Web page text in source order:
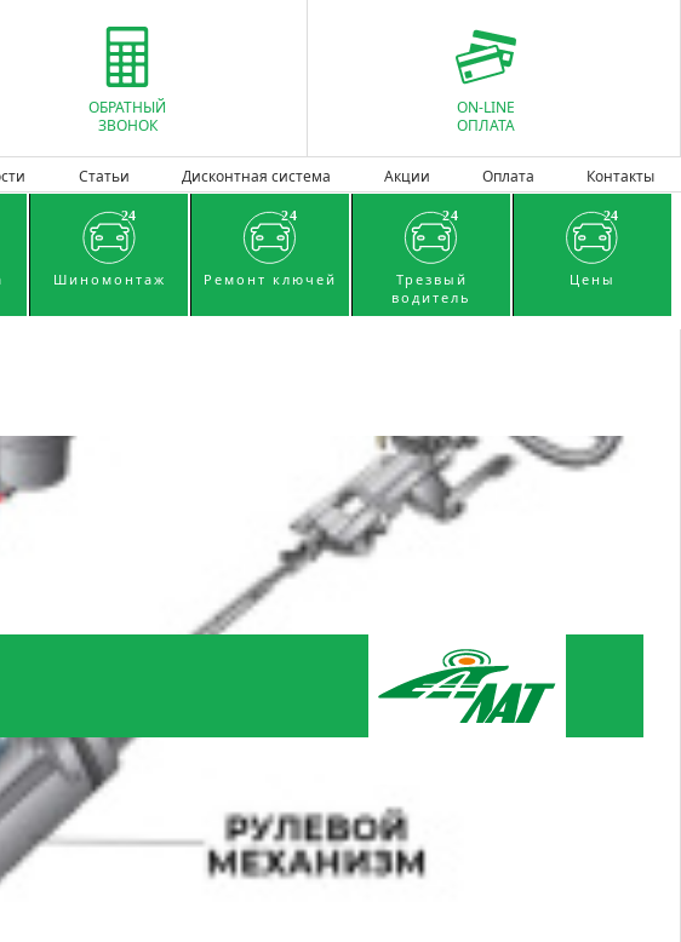
ОБРАТНЫЙ
ЗВОНОК
ON-LINE
ОПЛАТА
Статьи Дисконтная система Акции Оплата Контакты
Шиномонтаж Ремонт ключей
Трезвый
водитель
Цены